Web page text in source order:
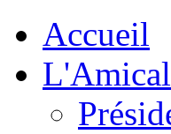
Accueil